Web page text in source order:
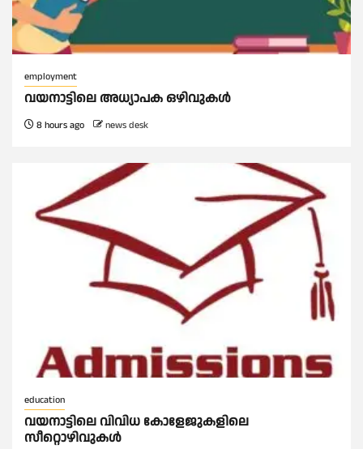
employment
വയനാട്ടിലെ അധ്യാപക ഒഴിവുകൾ
8 hours ago news desk
education
വയനാട്ടിലെ വിവിധ കോളേജുകളിലെ
സീറ്റൊഴിവുകൾ